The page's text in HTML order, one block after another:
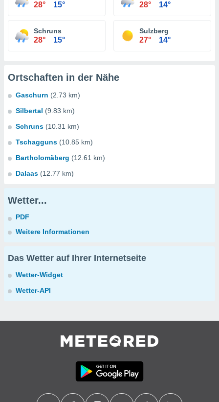
28° 15° 28° 14°
Schruns
28° 15°
Sulzberg
27° 14°
Ortschaften in der Nähe
Gaschurn (2.73 km)
Silbertal (9.83 km)
Schruns (10.31 km)
Tschagguns (10.85 km)
Bartholomäberg (12.61 km)
Dalaas (12.77 km)
Wetter...
PDF
Weitere Informationen
Das Wetter auf Ihrer Internetseite
Wetter-Widget
Wetter-API